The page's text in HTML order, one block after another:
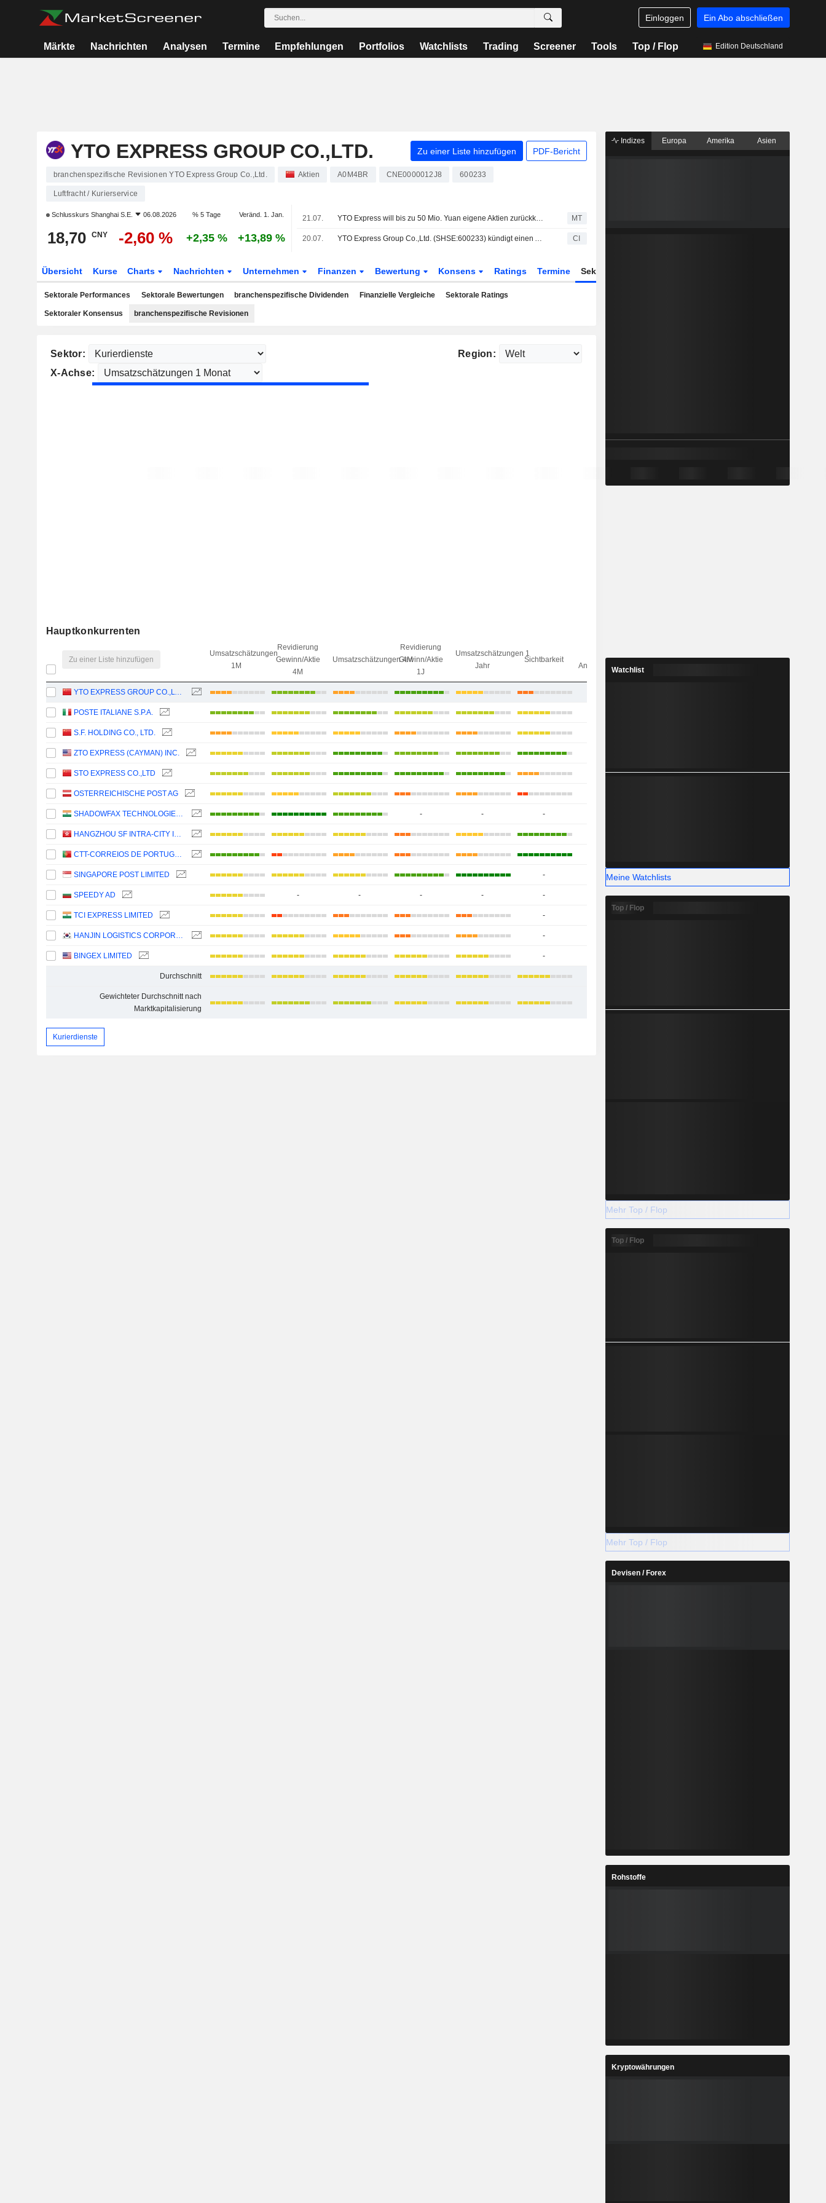
Einloggen Ein Abo abschließen
Märkte Nachrichten Analysen Termine Empfehlungen Portfolios Watchlists Trading Screener Tools Top / Flop Edition Deutschland
YTO EXPRESS GROUP CO.,LTD. Zu einer Liste hinzufügen PDF-Bericht
branchenspezifische Revisionen YTO Express Group Co.,Ltd. Aktien A0M4BR CNE0000012J8 600233
Luftfracht / Kurierservice
Schlusskurs Shanghai S.E. 06.08.2026 % 5 Tage Veränd. 1. Jan.
18,70 CNY -2,60 % +2,35 % +13,89 %
21.07. YTO Express will bis zu 50 Mio. Yuan eigene Aktien zurückkaufen; Aktie 2% fester MT
20.07. YTO Express Group Co.,Ltd. (SHSE:600233) kündigt einen Aktienrückkauf im Wert von 50 Mio. CNY an. CI
Übersicht Kurse Charts Nachrichten Unternehmen Finanzen Bewertung Konsens Ratings Termine Sektor
Sektorale Performances Sektorale Bewertungen branchenspezifische Dividenden Finanzielle Vergleiche Sektorale Ratings
Sektoraler Konsensus branchenspezifische Revisionen
Sektor:
Region:
X-Achse:
Hauptkonkurrenten
Zu einer Liste hinzufügen
Umsatzschätzungen
1M
Revidierung
Gewinn/Aktie
4M
Umsatzschätzungen 4M
Revidierung
Gewinn/Aktie
1J
Umsatzschätzungen 1
Jahr
Sichtbarkeit
Analysten
YTO EXPRESS GROUP CO.,LTD.
POSTE ITALIANE S.P.A.
S.F. HOLDING CO., LTD.
ZTO EXPRESS (CAYMAN) INC.
STO EXPRESS CO.,LTD
OSTERREICHISCHE POST AG
SHADOWFAX TECHNOLOGIES LIMITED - - -
HANGZHOU SF INTRA-CITY INDUSTRIAL CO., LTD.
CTT-CORREIOS DE PORTUGAL, S.A.
SINGAPORE POST LIMITED -
SPEEDY AD - - - - -
TCI EXPRESS LIMITED -
HANJIN LOGISTICS CORPORATION -
BINGEX LIMITED -
Durchschnitt
Gewichteter Durchschnitt nach
Marktkapitalisierung
Kurierdienste
Indizes Europa Amerika Asien
Watchlist
Meine Watchlists
Top / Flop
Mehr Top / Flop
Top / Flop
Mehr Top / Flop
Devisen / Forex
Rohstoffe
Kryptowährungen